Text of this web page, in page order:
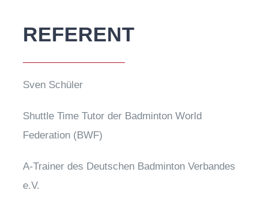
REFERENT
Sven Schüler
Shuttle Time Tutor der Badminton World
Federation (BWF)
A-Trainer des Deutschen Badminton Verbandes
e.V.